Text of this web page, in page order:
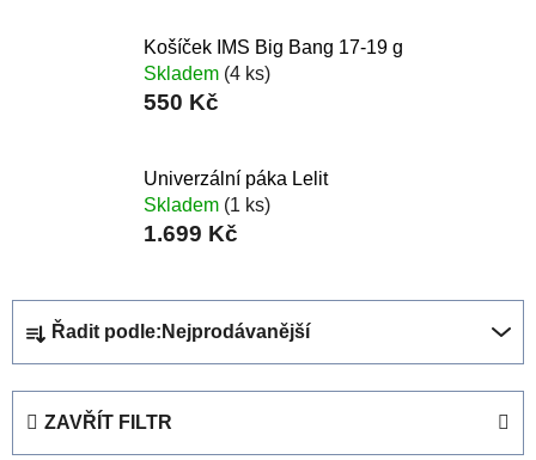
Košíček IMS Big Bang 17-19 g
Skladem (4 ks)
550 Kč
Univerzální páka Lelit
Skladem (1 ks)
1.699 Kč
Ř
a
z
n
Řadit podle: Nejprodávanější
ZAVŘÍT FILTR